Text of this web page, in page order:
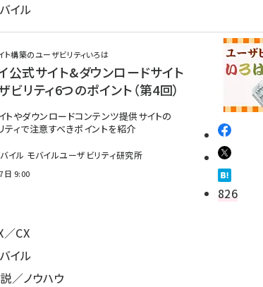
イル
ト構築のユーザビリティいろは
公式サイト&ダウンロードサイト
ビリティ6つのポイント（第4回）
トやダウンロードコンテンツ提供サイトの
ティで注意すべきポイントを紹介
イル モバイルユーザビリティ研究所
日 9:00
826
／CX
イル
／ノウハウ